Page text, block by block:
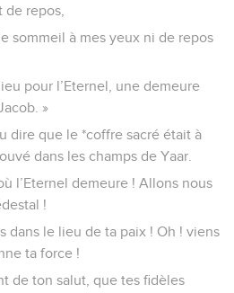
de repos,
sommeil à mes yeux ni de repos
pour l’Eternel, une demeure
»
dire que le *coffre sacré était à
dans les champs de Yaar.
l’Eternel demeure ! Allons nous
!
dans le lieu de ta paix ! Oh ! viens
ta force !
de ton salut, que tes fidèles